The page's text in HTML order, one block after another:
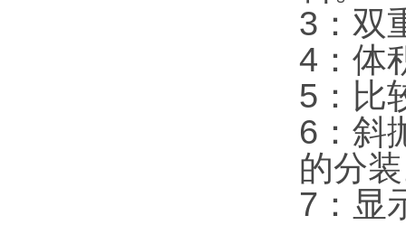
3：双
4：体
5：比
6：斜
的分
7：显